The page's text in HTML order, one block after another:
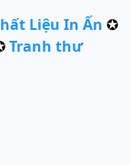
Liệu In Ấn ✪
Tranh thư